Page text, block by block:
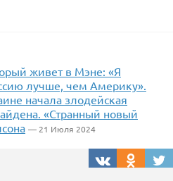
живет в Мэне: «Я
лучше, чем Америку».
начала злодейская
«Странный новый
— 21 Июля 2024